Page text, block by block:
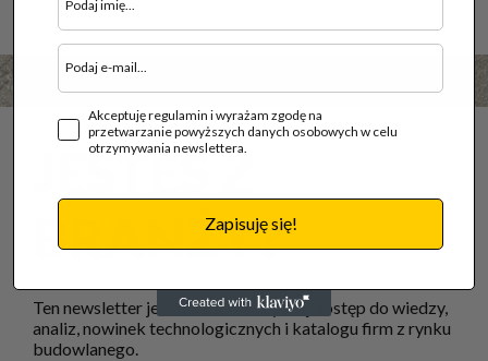
JESTEŚ Z
BRANŻY?
Ten newsletter jest dla Ciebie! Zyskaj dostęp do wiedzy,
analiz, nowinek technologicznych i katalogu firm z rynku
budowlanego.
Akceptuję regulamin i wyrażam zgodę na
przetwarzanie powyższych danych osobowych w celu
otrzymywania newslettera.
Zapisuję się!